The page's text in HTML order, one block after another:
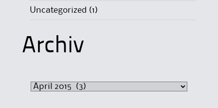
Uncategorized (1)
Archiv